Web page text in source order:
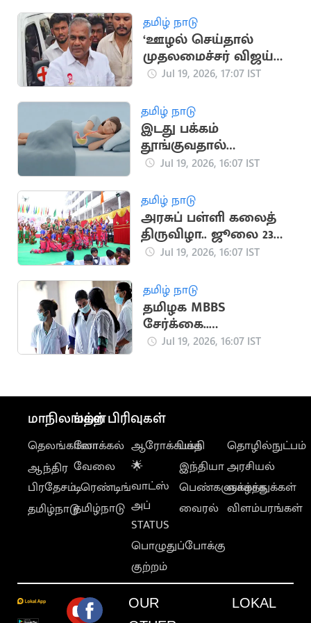
தமிழ் நாடு
‘ஊழல் செய்தால்
முதலமைச்சர் விஜய்
நீக்கிவிடுவார்’..
Jul 19, 2026, 17:07 IST
தமிழ் நாடு
இடது பக்கம்
தூங்குவதால்
கிடைக்கும் முக்கிய
Jul 19, 2026, 16:07 IST
தமிழ் நாடு
அரசுப் பள்ளி கலைத்
திருவிழா.. ஜூலை 23
முதல் தொடக்கம்
Jul 19, 2026, 16:07 IST
தமிழ் நாடு
தமிழக MBBS
சேர்க்கை..
எதிர்பார்க்கப்படும் கட்-
Jul 19, 2026, 16:07 IST
மாநிலங்கள்
தெலங்கானா
ஆந்திர
பிரதேசம்
தமிழ்நாடு
மற்ற பிரிவுகள்
லோக்கல்
வேலை
டிரெண்டிங்
தமிழ்நாடு
ஆரோக்கியம்
🌟
வாட்ஸ்
அப்
STATUS
பொழுதுப்போக்கு
குற்றம்
பக்தி
இந்தியா
பெண்களுக்காக
வைரல்
தொழில்நுட்பம்
அரசியல்
வாழ்த்துக்கள்
விளம்பரங்கள்
OUR
LOKAL